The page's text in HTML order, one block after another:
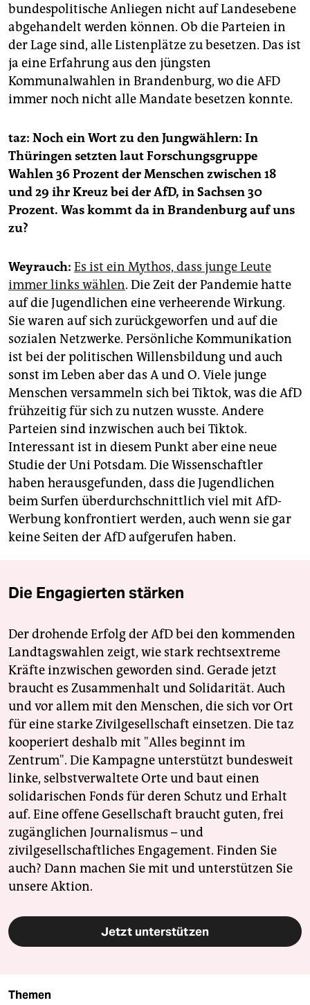
bundespolitische Anliegen nicht auf Landesebene
abgehandelt werden können. Ob die Parteien in
der Lage sind, alle Listenplätze zu besetzen. Das ist
ja eine Erfahrung aus den jüngsten
Kommunalwahlen in Brandenburg, wo die AFD
immer noch nicht alle Mandate besetzen konnte.
taz: Noch ein Wort zu den Jungwählern: In
Thüringen setzten laut Forschungsgruppe
Wahlen 36 Prozent der Menschen zwischen 18
und 29 ihr Kreuz bei der AfD, in Sachsen 30
Prozent. Was kommt da in Brandenburg auf uns
zu?
Weyrauch: Es ist ein Mythos, dass junge Leute
immer links wählen. Die Zeit der Pandemie hatte
auf die Jugendlichen eine verheerende Wirkung.
Sie waren auf sich zurückgeworfen und auf die
sozialen Netzwerke. Persönliche Kommunikation
ist bei der politischen Willensbildung und auch
sonst im Leben aber das A und O. Viele junge
Menschen versammeln sich bei Tiktok, was die AfD
frühzeitig für sich zu nutzen wusste. Andere
Parteien sind inzwischen auch bei Tiktok.
Interessant ist in diesem Punkt aber eine neue
Studie der Uni Potsdam. Die Wissenschaftler
haben herausgefunden, dass die Jugendlichen
beim Surfen überdurchschnittlich viel mit AfD-
Werbung konfrontiert werden, auch wenn sie gar
keine Seiten der AfD aufgerufen haben.
Die Engagierten stärken
Der drohende Erfolg der AfD bei den kommenden
Landtagswahlen zeigt, wie stark rechtsextreme
Kräfte inzwischen geworden sind. Gerade jetzt
braucht es Zusammenhalt und Solidarität. Auch
und vor allem mit den Menschen, die sich vor Ort
für eine starke Zivilgesellschaft einsetzen. Die taz
kooperiert deshalb mit "Alles beginnt im
Zentrum". Die Kampagne unterstützt bundesweit
linke, selbstverwaltete Orte und baut einen
solidarischen Fonds für deren Schutz und Erhalt
auf. Eine offene Gesellschaft braucht guten, frei
zugänglichen Journalismus – und
zivilgesellschaftliches Engagement. Finden Sie
auch? Dann machen Sie mit und unterstützen Sie
unsere Aktion.
Jetzt unterstützen
Themen